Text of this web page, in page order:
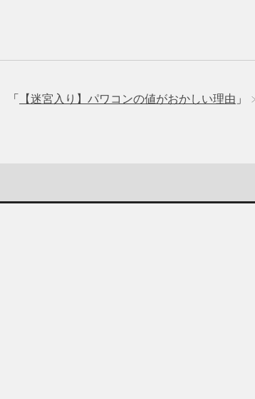
「 【迷宮入り】パワコンの値がおかしい理由 」